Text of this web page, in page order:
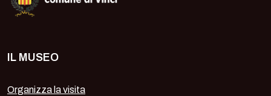
IL MUSEO
Organizza la visita